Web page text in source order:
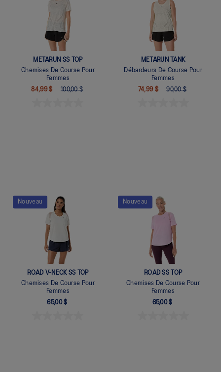
METARUN SS TOP
Chemises De Course Pour
Femmes
84,99 $
100,00 $
Quickview
METARUN TANK
Débardeurs De Course Pour
Femmes
74,99 $
90,00 $
Quickview
Nouveau
ROAD V-NECK SS TOP
Chemises De Course Pour
Femmes
65,00 $
Nouveau
ROAD SS TOP
Chemises De Course Pour
Femmes
65,00 $